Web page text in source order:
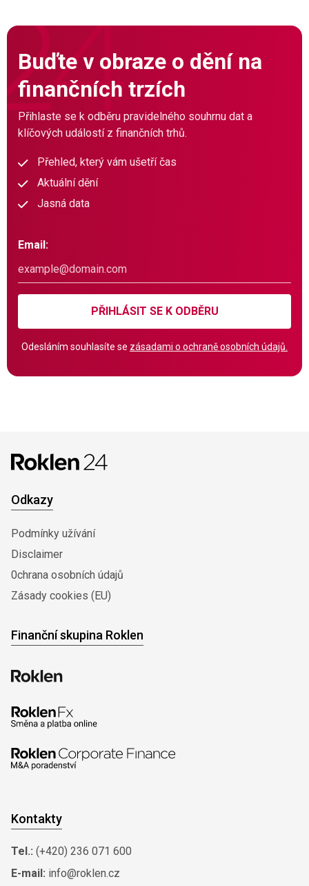
Buďte v obraze o dění na
finančních trzích
Přihlaste se k odběru pravidelného souhrnu dat a
klíčových událostí z finančních trhů.
Přehled, který vám ušetří čas
Aktuální dění
Jasná data
Email:
PŘIHLÁSIT SE K ODBĚRU
Odesláním souhlasíte se zásadami o ochraně osobních údajů.
Odkazy
Podmínky užívání
Disclaimer
0chrana osobních údajů
Zásady cookies (EU)
Finanční skupina Roklen
Kontakty
Tel.: (+420) 236 071 600
E-mail: info@roklen.cz